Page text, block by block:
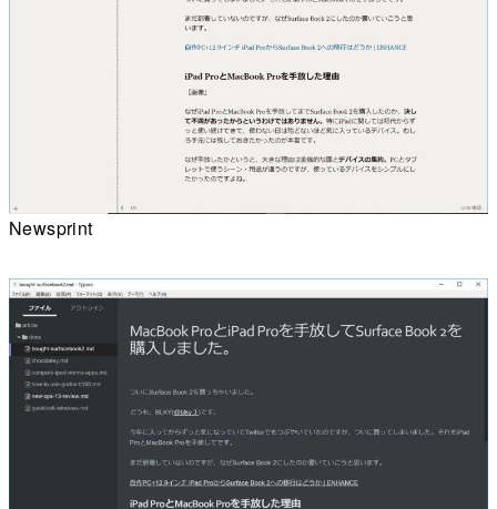
Newsprint